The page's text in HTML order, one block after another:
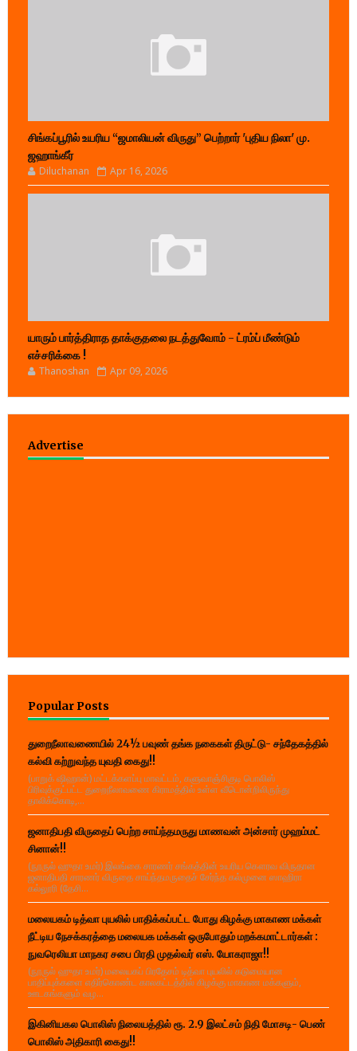
சிங்கப்பூரில் உயரிய “ஜமாலியன் விருது” பெற்றார் 'புதிய நிலா' மு.
ஜஹாங்கீர்
Diluchanan Apr 16, 2026
யாரும் பார்த்திராத தாக்குதலை நடத்துவோம் - ட்ரம்ப் மீண்டும்
எச்சரிக்கை !
Thanoshan Apr 09, 2026
Advertise
Popular Posts
துறைநீலாவணையில் 24½ பவுண் தங்க நகைகள் திருட்டு- சந்தேகத்தில்
கல்வி கற்றுவந்த யுவதி கைது!!
(பாறுக் ஷிஹான்) மட்டக்களப்பு மாவட்டம், களுவாஞ்சிகுடி பொலிஸ்
பிரிவுக்குட்பட்ட துறைநீலாவணை கிராமத்தில் உள்ள வீடொன்றிலிருந்து
தாலிக்கொடி,...
ஜனாதிபதி விருதைப் பெற்ற சாய்ந்தமருது மாணவன் அன்சார் முஹம்மட்
சினான்!!
(நூருல் ஹுதா உமர்) இலங்கை சாரணர் சங்கத்தின் உயரிய கௌரவ விருதான
ஜனாதிபதி சாரணர் விருதை சாய்ந்தமருதைச் சேர்ந்த கல்முனை ஸாஹிரா
கல்லூரி (தேசி...
மலையகம் டித்வா புயலில் பாதிக்கப்பட்ட போது கிழக்கு மாகாண மக்கள்
நீட்டிய நேசக்கரத்தை மலையக மக்கள் ஒருபோதும் மறக்கமாட்டார்கள் :
நுவரெலியா மாநகர சபை பிரதி முதல்வர் எஸ். யோகராஜா!!
(நூருல் ஹுதா உமர்) மலையகப் பிரதேசம் டித்வா புயலில் கடுமையான
பாதிப்புக்களை எதிர்கொண்ட காலகட்டத்தில் கிழக்கு மாகாண மக்களும்,
ஊடகங்களும் வழ...
இகினியகல பொலிஸ் நிலையத்தில் ரூ. 2.9 இலட்சம் நிதி மோசடி- பெண்
பொலிஸ் அதிகாரி கைது!!